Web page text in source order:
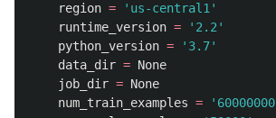
region = ' us-central1'
runtime_version = ' 2.2'
python_version = ' 3.7'
data_dir = None
job_dir = None
num_train_examples = ' 60000000